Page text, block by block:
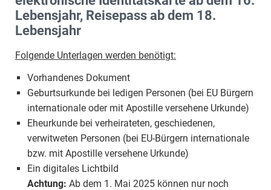
Lebensjahr, Reisepass ab dem 18.
Lebensjahr
Folgende Unterlagen werden benötigt:
Vorhandenes Dokument
Geburtsurkunde bei ledigen Personen (bei EU Bürgern
internationale oder mit Apostille versehene Urkunde)
Eheurkunde bei verheirateten, geschiedenen,
verwitweten Personen (bei EU-Bürgern internationale
bzw. mit Apostille versehene Urkunde)
Ein digitales Lichtbild
Achtung: Ab dem 1. Mai 2025 können nur noch